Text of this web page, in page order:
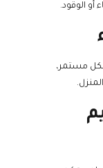
أو الوقود.
مستمر،